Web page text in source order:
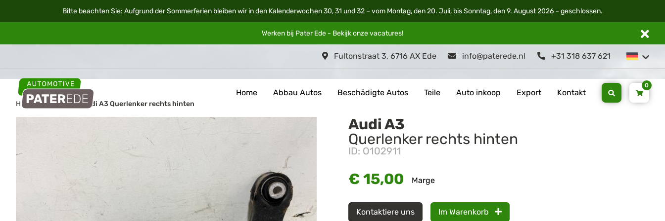
Bitte beachten Sie: Aufgrund der Sommerferien bleiben wir in den Kalenderwochen 30, 31 und 32 – vom Montag, den 20. Juli, bis Sonntag, den 9. August 2026 – geschlossen.
Werken bij Pater Ede - Bekijk onzevacatures!
Fultonstraat 3, 6716 AX Ede info@paterede.nl +31 318 637 621
Home Abbau Autos Beschädigte Autos Teile Auto inkoop Export Kontakt
0
Home Autoteile Audi A3 Querlenker rechts hinten
Audi A3
Querlenker rechts hinten
ID: O102911
€ 15,00 Marge
Kontaktiere uns Im Warenkorb